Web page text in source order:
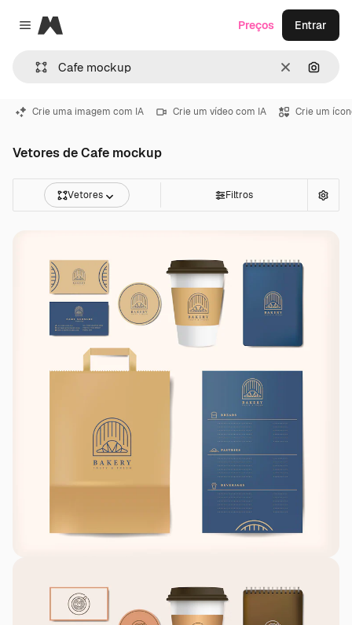
Close menu
Magnific
Limpar
Preços Entrar
Crie uma imagem com IA Crie um vídeo com IA Crie um
Vetores de Cafe mockup
Vetores Filtros